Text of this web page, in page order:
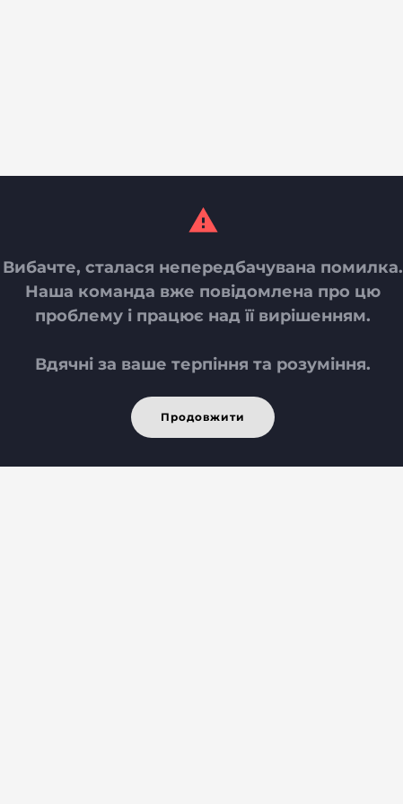
Вибачте, сталася непередбачувана помилка.
Наша команда вже повідомлена про цю
проблему і працює над її вирішенням.
Вдячні за ваше терпіння та розуміння.
Продовжити